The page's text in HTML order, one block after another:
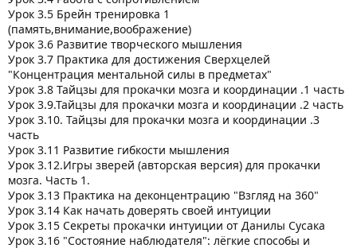
Урок 3.5 Брейн тренировка 1
(память,внимание,воображение)
Урок 3.6 Развитие творческого мышления
Урок 3.7 Практика для достижения Сверхцелей
"Концентрация ментальной силы в предметах"
Урок 3.8 Тайцзы для прокачки мозга и координации .1 часть
Урок 3.9.Тайцзы для прокачки мозга и координации .2 часть
Урок 3.10. Тайцзы для прокачки мозга и координации .3
часть
Урок 3.11 Развитие гибкости мышления
Урок 3.12.Игры зверей (авторская версия) для прокачки
мозга. Часть 1.
Урок 3.13 Практика на деконцентрацию "Взгляд на 360"
Урок 3.14 Как начать доверять своей интуиции
Урок 3.15 Секреты прокачки интуиции от Данилы Сусака
Урок 3.16 "Состояние наблюдателя": лёгкие способы и